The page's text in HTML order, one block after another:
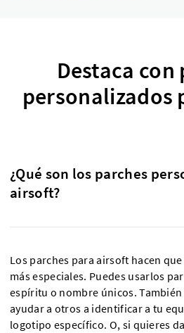
Destaca con
personalizados
¿Qué son los parches
airsoft?
Los parches para airsoft hacen
más especiales. Puedes usarlos
espíritu o nombre únicos.
ayudar a otros a identificar a tu
logotipo específico. O, si quieres